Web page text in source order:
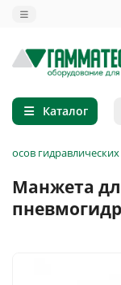
Каталог
гидравлических
Манжета